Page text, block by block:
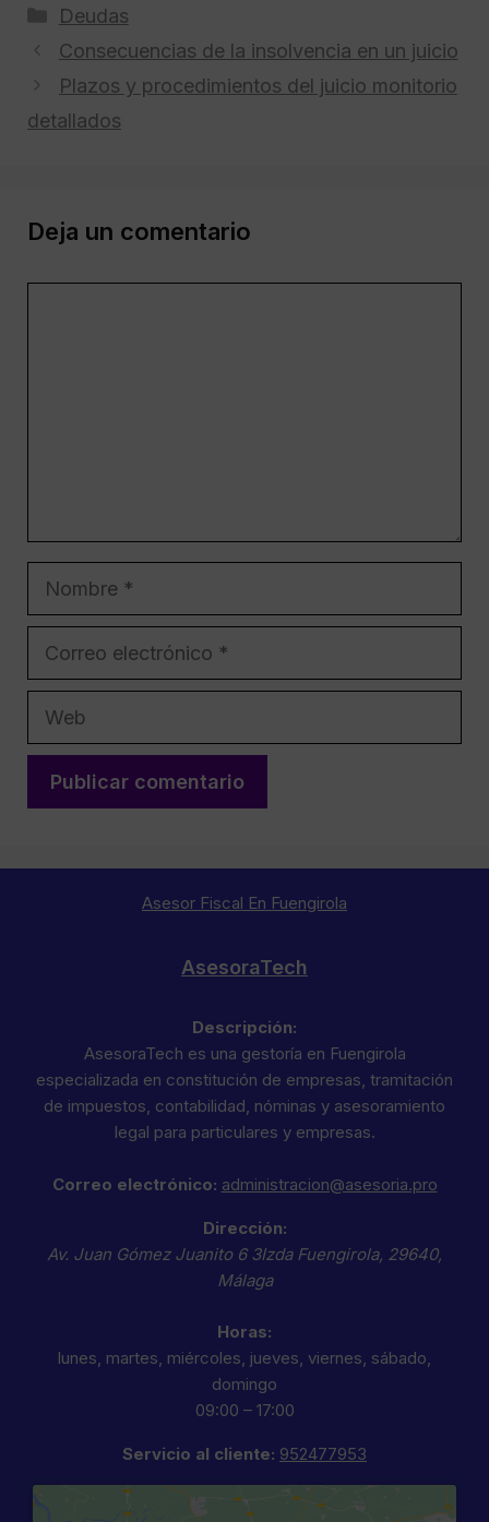
Categorías
Deudas
Consecuencias de la insolvencia en un juicio
Plazos y procedimientos del juicio monitorio
detallados
Deja un comentario
Asesor Fiscal En Fuengirola
AsesoraTech
Descripción:
AsesoraTech es una gestoría en Fuengirola
especializada en constitución de empresas, tramitación
de impuestos, contabilidad, nóminas y asesoramiento
legal para particulares y empresas.
Correo electrónico: administracion@asesoria.pro
Dirección:
Av. Juan Gómez Juanito 6 3Izda Fuengirola, 29640,
Málaga
Horas:
lunes, martes, miércoles, jueves, viernes, sábado,
domingo
09:00 – 17:00
Servicio al cliente: 952477953